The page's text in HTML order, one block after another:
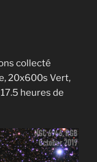
collecté
20x600s Vert,
heures de